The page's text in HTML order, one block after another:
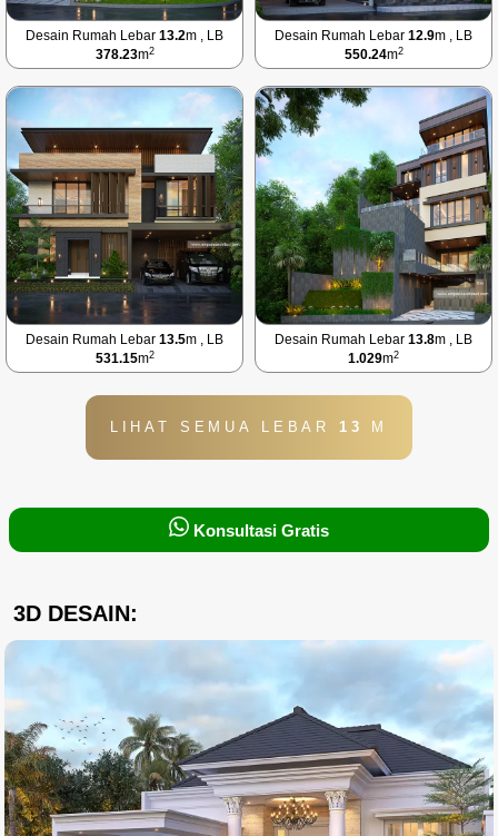
Desain Rumah Lebar 13.2m , LB
378.23m2
Desain Rumah Lebar 12.9m , LB
550.24m2
Desain Rumah Lebar 13.5m , LB
531.15m2
Desain Rumah Lebar 13.8m , LB
1.029m2
LIHAT SEMUA LEBAR 13 M
Konsultasi Gratis
3D DESAIN: